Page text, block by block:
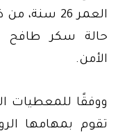
العمر 26
حالة سكر طافح
الأمن.
ووفقًا للمعطيات
تقوم بمهامها